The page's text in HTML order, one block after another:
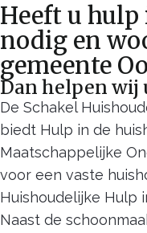
Heeft u
nodig en
gemeente
Dan helpen wij
De Schakel
biedt Hulp in de
Maatschappelijke
voor een vaste
Huishoudelijke Hulp
Naast de